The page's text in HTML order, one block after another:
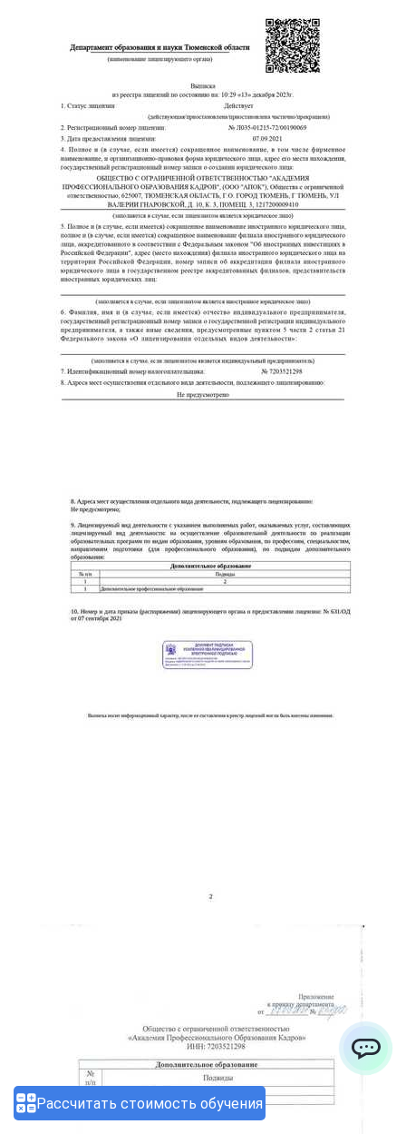
Рассчитать стоимость обучения
ChatApp
online
Мессенджеры
Vkontakte
Max
ChatApp